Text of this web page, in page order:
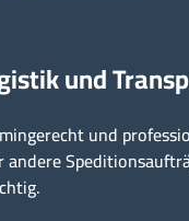
und
und
andere